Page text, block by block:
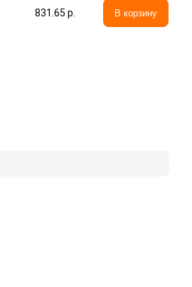
831.65 p. В корзину